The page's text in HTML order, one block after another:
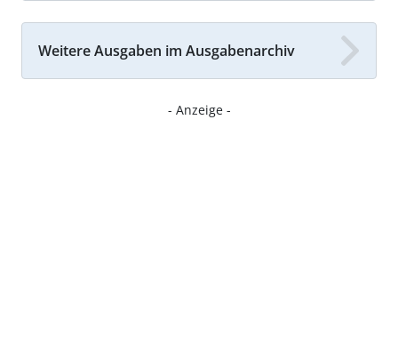
Weitere Ausgaben im Ausgabenarchiv
- Anzeige -